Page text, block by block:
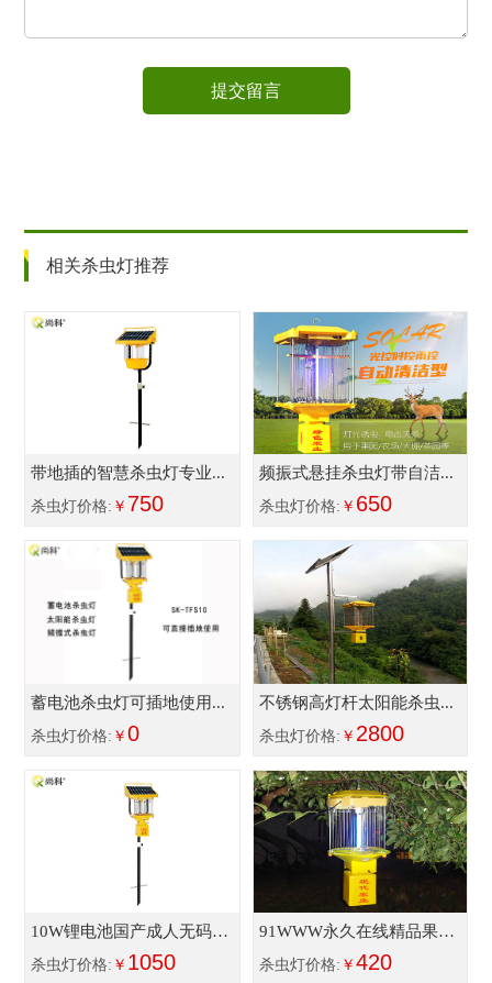
提交留言
相关杀虫灯推荐
带地插的智慧杀虫灯专业...
杀虫灯价格: ￥ 750
频振式悬挂杀虫灯带自洁...
杀虫灯价格: ￥ 650
蓄电池杀虫灯可插地使用...
杀虫灯价格: ￥0
不锈钢高灯杆太阳能杀虫...
杀虫灯价格: ￥ 2800
10W锂电池国产成人无码免
费精品果冻传...
杀虫灯价格: ￥ 1050
91WWW永久在线精品果冻
传媒FS018接220...
杀虫灯价格: ￥ 420